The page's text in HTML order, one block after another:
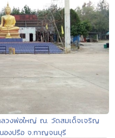
วงพ่อใหญ่ ณ. วัดสมเด็จเจริญ
องปรือ จ.กาญจนบุรี